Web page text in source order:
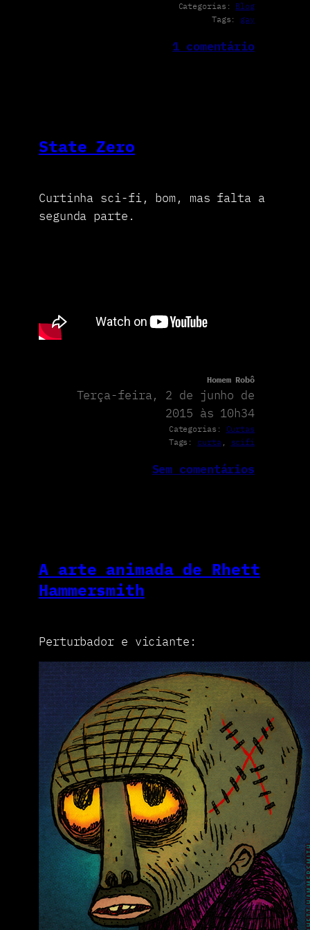
Categorias: Blog
Tags: gay
1 comentário
State Zero
Curtinha sci-fi, bom, mas falta a
segunda parte.
Homem Robô
Terça-feira, 2 de junho de
2015 às 10h34
Categorias: Curtas
Tags: curta scifi
Sem comentários
A arte animada de Rhett
Hammersmith
Perturbador e viciante: